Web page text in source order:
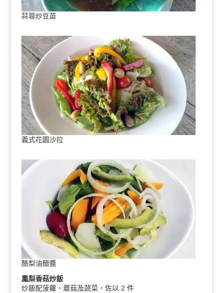
蒜蓉炒豆苗
義式花園沙拉
酪梨油醋醬
鳳梨香菇炒飯
炒飯配菠蘿、蘑菇及蔬菜，佐以 2 件